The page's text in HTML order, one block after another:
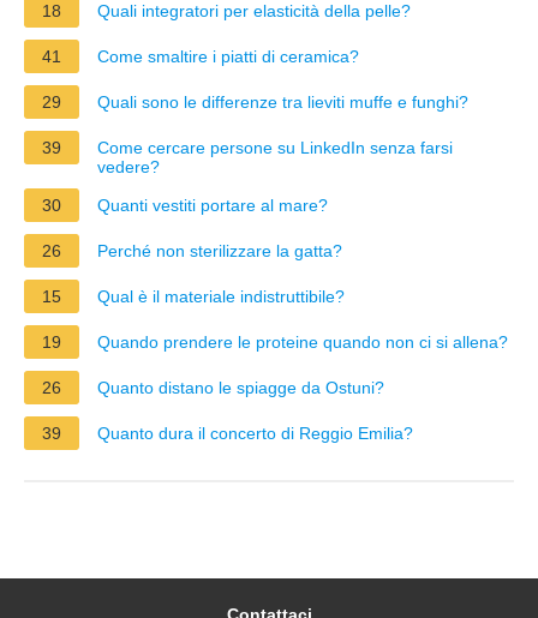
18 Quali integratori per elasticità della pelle?
41 Come smaltire i piatti di ceramica?
29 Quali sono le differenze tra lieviti muffe e funghi?
39
Come cercare persone su LinkedIn senza farsi
vedere?
30
Quanti vestiti portare al mare?
26 Perché non sterilizzare la gatta?
15 Qual è il materiale indistruttibile?
19 Quando prendere le proteine quando non ci si allena?
26 Quanto distano le spiagge da Ostuni?
39 Quanto dura il concerto di Reggio Emilia?